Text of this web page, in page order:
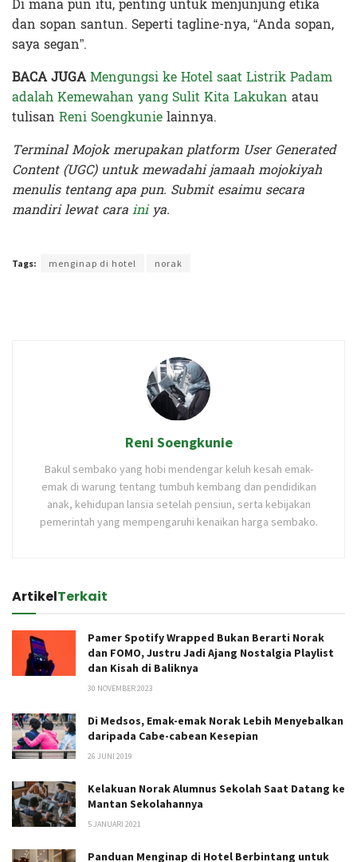
dan sopan santun. Seperti tagline-nya, “Anda sopan,
saya segan”.
BACA JUGAMengungsi ke Hotel saat Listrik Padam
adalah Kemewahan yang Sulit Kita Lakukan atau
tulisan Reni Soengkunielainnya.
Terminal Mojok merupakan platform User Generated
Content (UGC) untuk mewadahi jamaah mojokiyah
menulis tentang apa pun. Submit esaimu secara
mandiri lewat carainiya.
Tags: menginap di hotel norak
Reni Soengkunie
Bakul sembako yang hobi mendengar keluh kesah emak-
emak di warung tentang tumbuh kembang dan pendidikan
anak, kehidupan lansia setelah pensiun, serta kebijakan
pemerintah yang mempengaruhi kenaikan harga sembako.
ArtikelTerkait
Pamer Spotify Wrapped Bukan Berarti Norak
dan FOMO, Justru Jadi Ajang Nostalgia Playlist
dan Kisah di Baliknya
30 NOVEMBER 2023
Di Medsos, Emak-emak Norak Lebih Menyebalkan
daripada Cabe-cabean Kesepian
26 JUNI 2019
Kelakuan Norak Alumnus Sekolah Saat Datang ke
Mantan Sekolahannya
5 JANUARI 2021
Panduan Menginap di Hotel Berbintang untuk